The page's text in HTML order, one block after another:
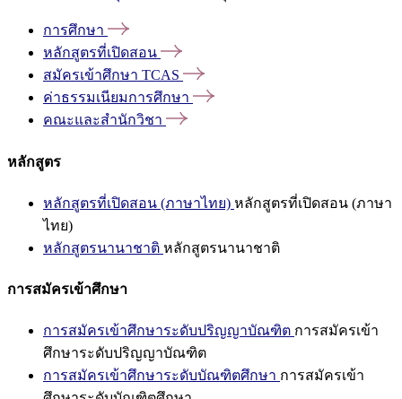
การศึกษา
หลักสูตรที่เปิดสอน
สมัครเข้าศึกษา TCAS
ค่าธรรมเนียมการศึกษา
คณะและสำนักวิชา
หลักสูตร
หลักสูตรที่เปิดสอน (ภาษาไทย) หลักสูตรที่เปิดสอน (ภาษา
ไทย)
หลักสูตรนานาชาติ หลักสูตรนานาชาติ
การสมัครเข้าศึกษา
การสมัครเข้าศึกษาระดับปริญญาบัณฑิต การสมัครเข้า
ศึกษาระดับปริญญาบัณฑิต
การสมัครเข้าศึกษาระดับบัณฑิตศึกษา การสมัครเข้า